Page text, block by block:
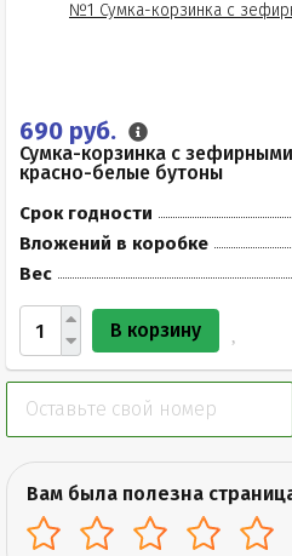
690 руб.
Сумка-корзинка с
красно-белые бутоны
Срок годности
Вложений в коробке
Вес
В корзину
Вам была полезна